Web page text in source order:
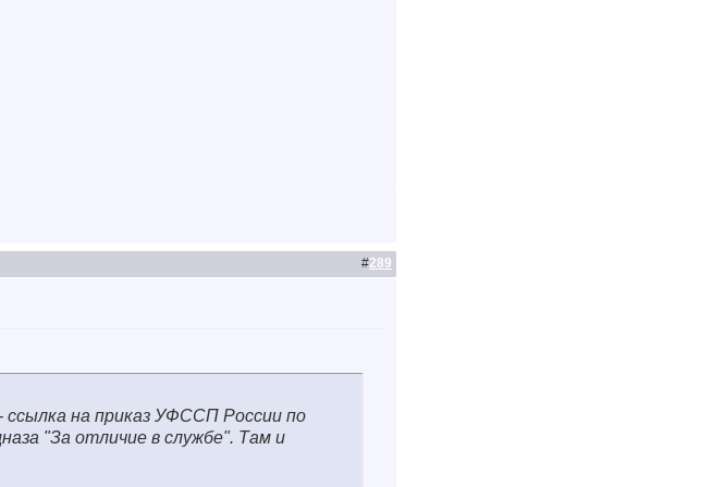
#289
ссылка на приказ УФССП России по
"За отличие в службе". Там и